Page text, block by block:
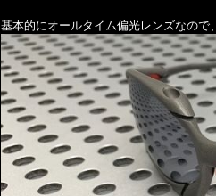
基本的にオールタイム偏光レンズなので